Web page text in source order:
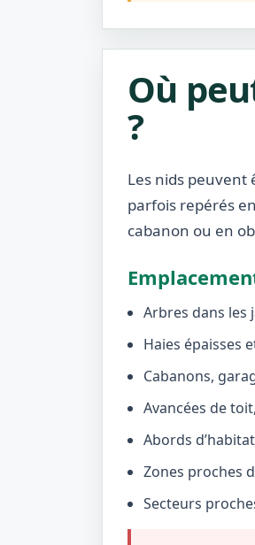
Où
?
Les nids peuvent
parfois repérés
cabanon ou en
Arbres dans les
Haies épaisses
Cabanons,
Avancées de
Abords
Zones proches
Secteurs